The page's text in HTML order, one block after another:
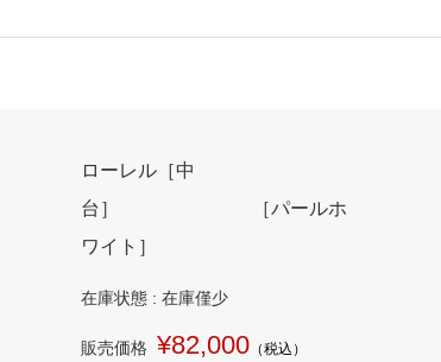
ローレル［中
台］ ［パールホ
ワイト］
在庫状態 : 在庫僅少
販売価格 ¥82,000 （税込）